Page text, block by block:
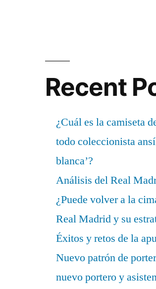
Recent
¿Cuál es la camiseta
todo coleccionista
blanca’?
Análisis del Real
¿Puede volver a la
Real Madrid y su
Éxitos y retos de la
Nuevo patrón de
nuevo portero y